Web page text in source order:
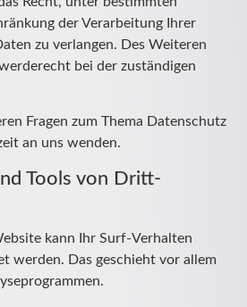
der Verarbeitung Ihrer
zu verlangen. Des Weiteren
bei der zuständigen
Fragen zum Thema Datenschutz
an uns wenden.
Tools von Dritt­
kann Ihr Surf-Verhalten
werden. Das geschieht vor allem